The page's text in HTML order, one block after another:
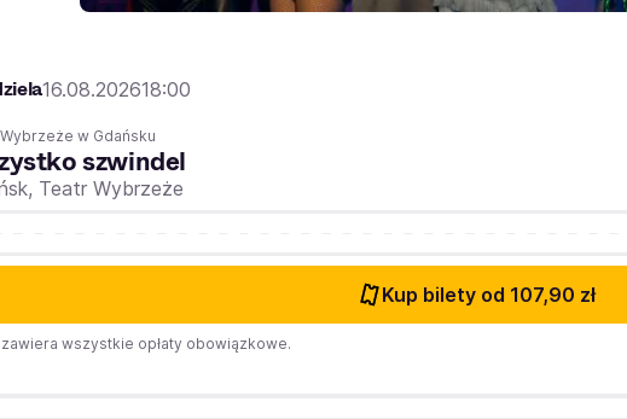
16.08.202618:00
w Gdańsku
szwindel
Teatr Wybrzeże
Kup bilety od 107,90 zł
wszystkie opłaty obowiązkowe.